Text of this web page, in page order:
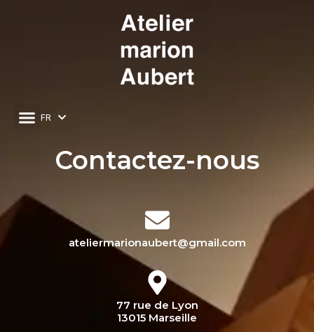
FR
EN
Contactez-nous
ateliermarionaubert@gmail.com
77 rue de Lyon
13015 Marseille